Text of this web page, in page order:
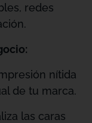
redes
.
nítida
de tu marca.
las caras